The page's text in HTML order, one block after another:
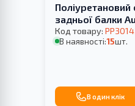
Поліуретановий
задньої балки
Код товару:
В наявності:15шт.
В один клік